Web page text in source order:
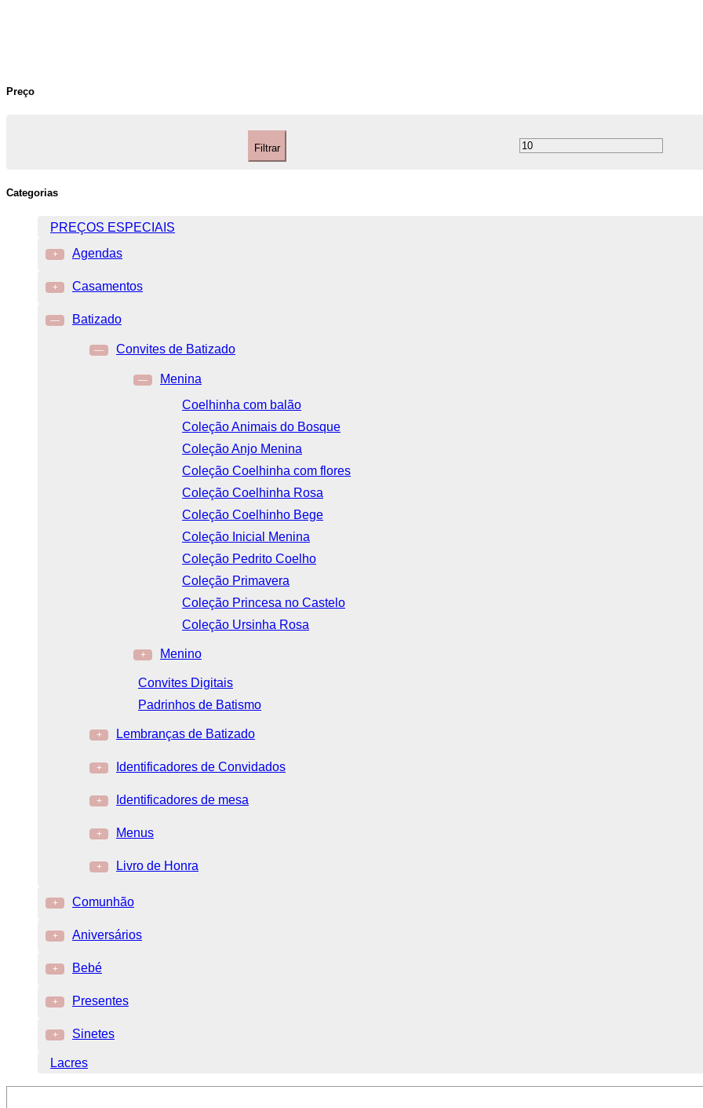
Preço
Filtrar
Categorias
PREÇOS ESPECIAIS
+ Agendas
+ Casamentos
— Batizado
— Convites de Batizado
—
Menina
Coelhinha com balão
Coleção Animais do Bosque
Coleção Anjo Menina
Coleção Coelhinha com flores
Coleção Coelhinha Rosa
Coleção Coelhinho Bege
Coleção Inicial Menina
Coleção Pedrito Coelho
Coleção Primavera
Coleção Princesa no Castelo
Coleção Ursinha Rosa
+ Menino
Convites Digitais
Padrinhos de Batismo
+ Lembranças de Batizado
+ Identificadores de Convidados
+ Identificadores de mesa
+ Menus
+ Livro de Honra
+ Comunhão
+ Aniversários
+ Bebé
+ Presentes
+ Sinetes
Lacres